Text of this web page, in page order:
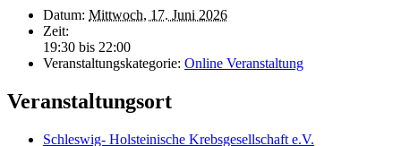
Datum: Mittwoch, 17. Juni 2026
Zeit:
19:30 bis 22:00
Veranstaltungskategorie: Online Veranstaltung
Veranstaltungsort
Schleswig- Holsteinische Krebsgesellschaft e.V.